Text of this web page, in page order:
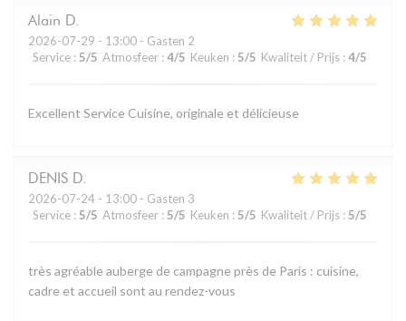
Alain D
2026-07-29 - 13:00 - Gasten 2
Service : 5/5 Atmosfeer : 4/5 Keuken : 5/5 Kwaliteit / Prijs : 4/5
Excellent Service Cuisine, originale et délicieuse
DENIS D
2026-07-24 - 13:00 - Gasten 3
Service : 5/5 Atmosfeer : 5/5 Keuken : 5/5 Kwaliteit / Prijs : 5/5
très agréable auberge de campagne près de Paris : cuisine,
cadre et accueil sont au rendez-vous